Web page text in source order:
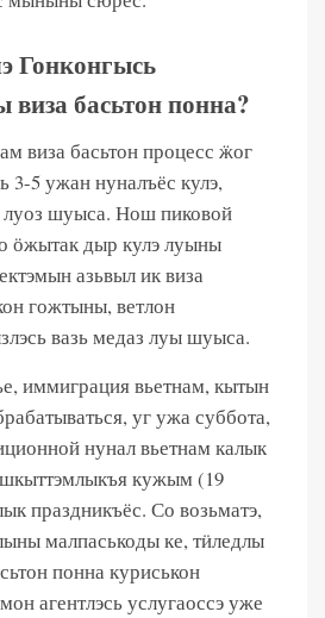
Гонконгысь
виза басьтон понна?
виза басьтон процесс ӝог
3-5 ужан нуналъёс кулэ,
луоз шуыса. Нош пиковой
ӧжытак дыр кулэ луыны
азьвыл ик виза
гожтыны, ветлон
вазь медаз луы шуыса.
иммиграция вьетнам, кытын
уг ужа суббота,
нунал вьетнам калык
кужым (19
праздникъёс. Со возьматэ,
малпаськоды ке, тӥледлы
понна куриськон
агентлэсь услугаоссэ уже